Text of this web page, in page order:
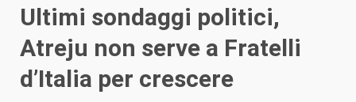
Ultimi sondaggi politici,
Atreju non serve a Fratelli
d’Italia per crescere